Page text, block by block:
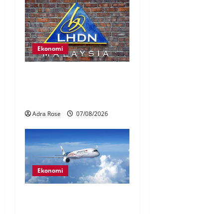
Ekonomi
Adra Rose 07/08/2026
Ekonomi